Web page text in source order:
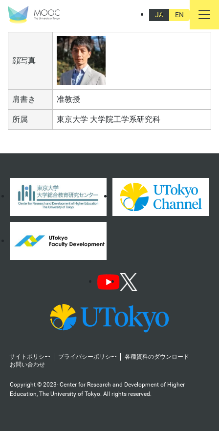
JA EN
樋野 公宏
顔写真
肩書き 准教授
所属 東京大学 大学院工学系研究科
サイトポリシー プライバシーポリシー
各種資料のダウンロード
お問い合わせ
Copyright © 2023- Center for Research and Development of Higher
Education, The University of Tokyo. All rights reserved.️